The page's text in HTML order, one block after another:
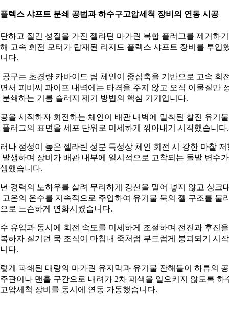
렉스 샤프트 분쇄 공법과 하수구고압세척 장비의 연동 시공
하고 질긴 성질을 가진 젤라틴 마가린 복합 플러그를 제거하기
고속 회전 모터가 탑재된 리지드 플렉스 샤프트 장비를 투입
다.
공구는 초경량 카바이드 팁 체인이 중심축을 기반으로 고속 회
서 피비씨 파이프 내벽에는 타격을 주지 않고 오직 이물질만
분쇄하는 기름 슬러지 제거 방법의 핵심 기기입니다.
을 시작하자 회전하는 체인이 배관 내벽에 밀착된 찰진 유기물
플러그의 표면을 세포 단위로 미세하게 깎아내기 시작했습니다.
나 점성이 높은 젤라틴 성분 특성상 체인 회전 시 강한 마찰 저
발생하며 장비가 배관 내부에 일시적으로 고착되는 돌발 변수가
했습니다.
경력의 노하우를 살려 무리하게 강선을 밀어 넣지 않고 싱크
고온의 온수를 지속적으로 주입하여 유기물 묵의 젤 구조를 물
로 느슨하게 연화시켰습니다.
유입과 동시에 회전 속도를 미세하게 조절하며 전진과 후진을
하자 질기던 묵 조직이 마침내 죽처럼 부드럽게 붕괴되기 시
다.
게 파쇄된 대량의 마가린 유지막과 유기물 잔해들이 하류의
관이나 맨홀 구간으로 내려가 2차 폐색을 일으키지 않도록 하
압세척 장비를 동시에 연동 가동했습니다.